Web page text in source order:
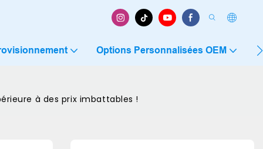
Options Personnalisées OEM
à des prix imbattables !